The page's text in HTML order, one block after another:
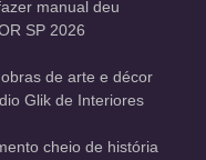
manual deu
SP 2026
de arte e décor
Glik de Interiores
cheio de história